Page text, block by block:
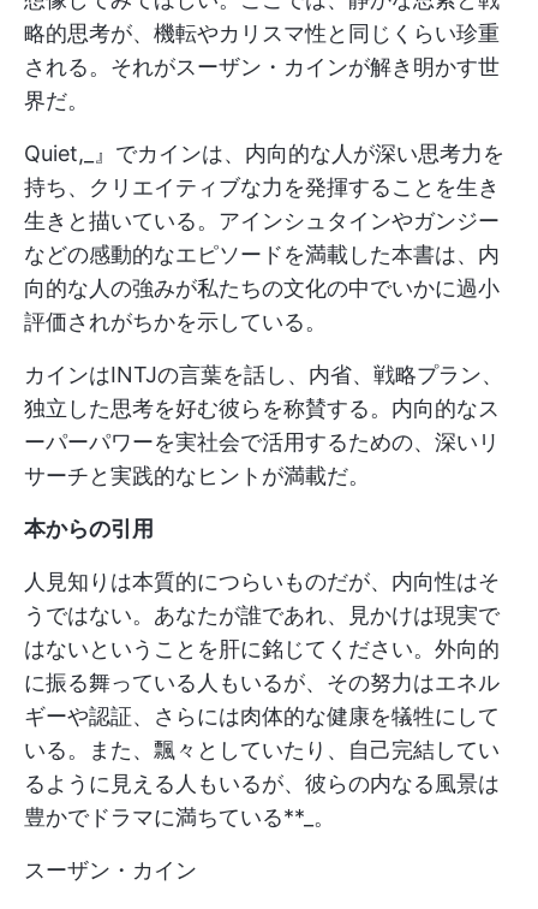
略的思考が、機転やカリスマ性と同じくらい珍重
される。それがスーザン・カインが解き明かす世
界だ。
Quiet,_』でカインは、内向的な人が深い思考力を
持ち、クリエイティブな力を発揮することを生き
生きと描いている。アインシュタインやガンジー
などの感動的なエピソードを満載した本書は、内
向的な人の強みが私たちの文化の中でいかに過小
評価されがちかを示している。
カインはINTJの言葉を話し、内省、戦略プラン、
独立した思考を好む彼らを称賛する。内向的なス
ーパーパワーを実社会で活用するための、深いリ
サーチと実践的なヒントが満載だ。
本からの引用
人見知りは本質的につらいものだが、内向性はそ
うではない。あなたが誰であれ、見かけは現実で
はないということを肝に銘じてください。外向的
に振る舞っている人もいるが、その努力はエネル
ギーや認証、さらには肉体的な健康を犠牲にして
いる。また、飄々としていたり、自己完結してい
るように見える人もいるが、彼らの内なる風景は
豊かでドラマに満ちている**_。
スーザン・カイン